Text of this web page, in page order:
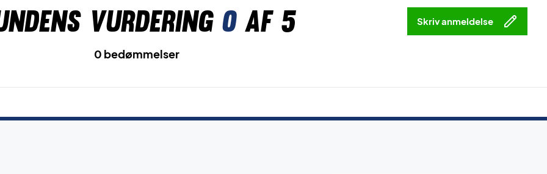
vurdering 0af 5 Skriv anmeldelse
0 bedømmelser